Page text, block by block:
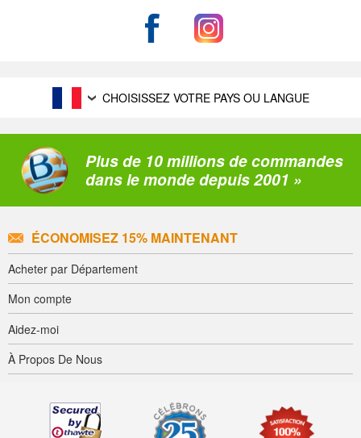
CHOISISSEZ VOTRE PAYS OU LANGUE
Plus de 10 millions de commandes
dans le monde depuis 2001 »
ÉCONOMISEZ 15% MAINTENANT
Acheter par Département
Mon compte
Aidez-moi
À Propos De Nous